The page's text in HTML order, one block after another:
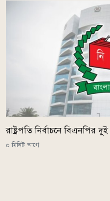
রাষ্ট্রপতি নির্বাচনে বিএনপির
০ মিনিট আগে